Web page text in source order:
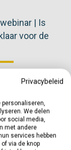
| Is
voor de
Privacybeleid
We delen
social media,
met andere
services hebben
via de knop